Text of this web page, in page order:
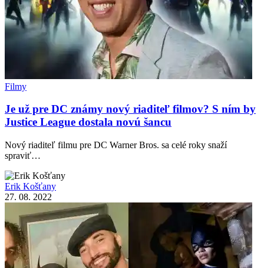
Filmy
Je už pre DC známy nový riaditeľ filmov? S ním by
Justice League dostala novú šancu
Nový riaditeľ filmu pre DC Warner Bros. sa celé roky snaží
spraviť…
Erik Košťany
27. 08. 2022